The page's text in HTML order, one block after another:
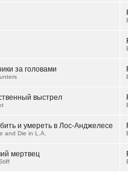
за головами
выстрел
и умереть в Лос-Анджелесе
and Die in L.A.
мертвец